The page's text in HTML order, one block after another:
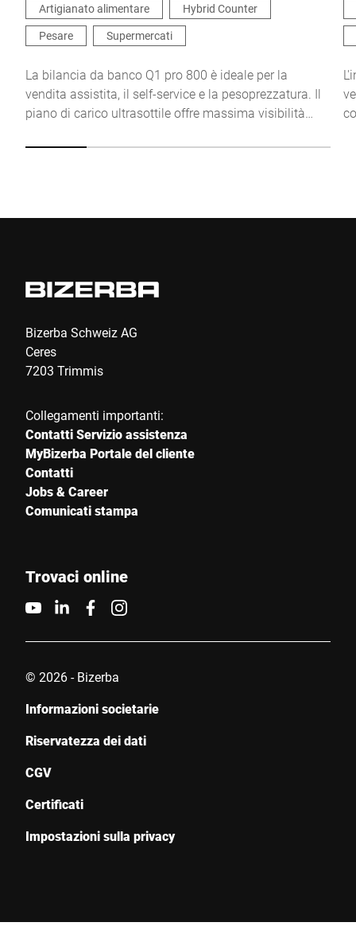
Continua a confermare che accetto l'uso dei miei dati per
elaborare questa richiesta. Ulteriori informazioni sono disponibili
inDichiarazione di protezione dei dati
Anti-Robot Verification
Click to start verification
Artigianato alimentare
Hybrid Counter
Pesare
Supermercati
La bilancia da banco Q1 pro 800 è ideale per la
vendita assistita, il self-service e la pesoprezzatura. Il
piano di carico ultrasottile offre massima visibilità
Bizerba Schweiz AG
Ceres
7203 Trimmis
Collegamenti importanti:
Contatti Servizio assistenza
MyBizerba Portale del cliente
Contatti
Jobs & Career
Comunicati stampa
Trovaci online
© 2026 - Bizerba
Informazioni societarie
Riservatezza dei dati
CGV
Certificati
Impostazioni sulla privacy